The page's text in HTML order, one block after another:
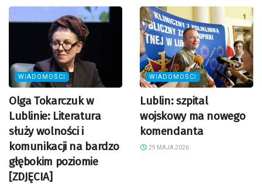
WIADOMOŚCI
Olga Tokarczuk w
Lublinie: Literatura
służy wolności i
komunikacji na bardzo
głębokim poziomie
[ZDJĘCIA]
WIADOMOŚCI
Lublin: szpital
wojskowy ma nowego
komendanta
29 MAJA 2026